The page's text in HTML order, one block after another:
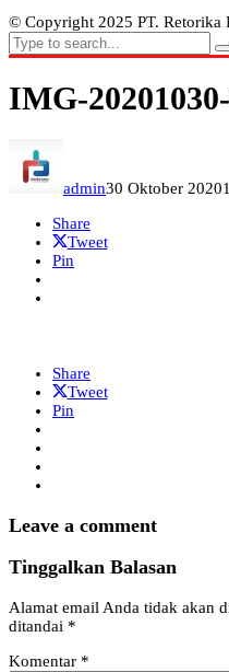
© Copyright 2025 PT. Retorika
IMG-
admin30 Oktober 2020
Share
Tweet
Pin
Share
Tweet
Pin
Leave a comment
Tinggalkan Balasan
Alamat email Anda tidak akan
ditandai *
Komentar *